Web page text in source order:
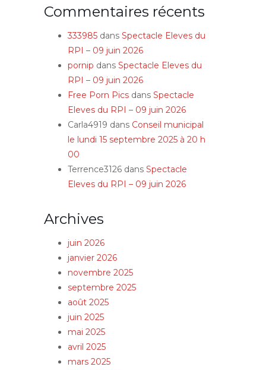
Commentaires récents
333985 dans Spectacle Eleves du
RPI – 09 juin 2026
pornip dans Spectacle Eleves du
RPI – 09 juin 2026
Free Porn Pics dans Spectacle
Eleves du RPI – 09 juin 2026
Carla4919 dans Conseil municipal
le lundi 15 septembre 2025 à 20 h
00
Terrence3126 dans Spectacle
Eleves du RPI – 09 juin 2026
Archives
juin 2026
janvier 2026
novembre 2025
septembre 2025
août 2025
juin 2025
mai 2025
avril 2025
mars 2025